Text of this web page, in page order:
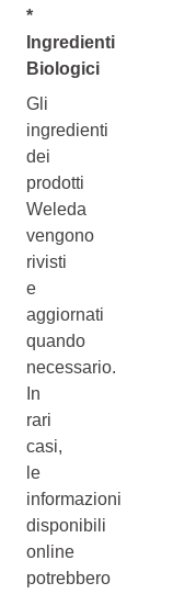
*
Ingredienti
Biologici
Gli
ingredienti
dei
prodotti
Weleda
vengono
rivisti
e
aggiornati
quando
necessario.
In
rari
casi,
le
informazioni
disponibili
online
potrebbero